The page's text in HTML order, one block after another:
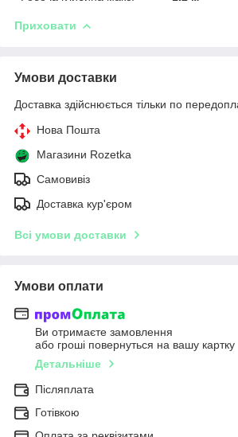
Приховати
Умови доставки
Доставка здійснюється тільки по
Нова Пошта
Магазини Rozetka
Самовивіз
Доставка кур'єром
Всі умови доставки
Умови оплати
Ви отримаєте замовлення
або гроші повернуться на вашу картку
Детальніше
Післяплата
Готівкою